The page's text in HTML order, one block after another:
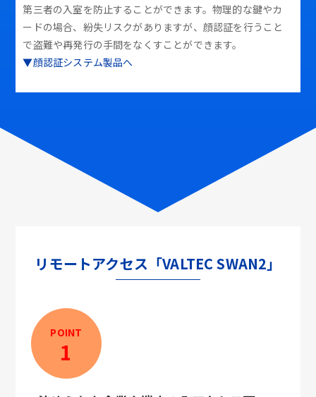
第三者の入室を防止することができます。物理的な鍵やカ
ードの場合、紛失リスクがありますが、顔認証を行うこと
で盗難や再発行の手間をなくすことができます。
▼顔認証システム製品へ
リモートアクセス「VALTEC SWAN2」
POINT
1